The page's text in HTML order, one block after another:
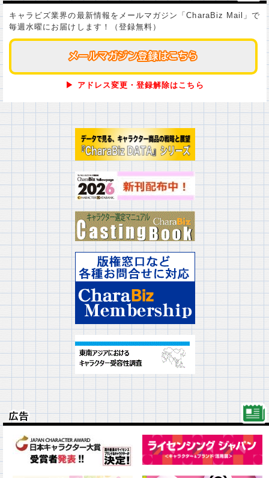
キャラビズ業界の最新情報をメールマガジン「CharaBiz Mail」で
毎週水曜にお届けします！（登録無料）
メールマガジン登録はこちら
メールマガジン登録はこちら
▶ アドレス変更・登録解除はこちら
広告
広告